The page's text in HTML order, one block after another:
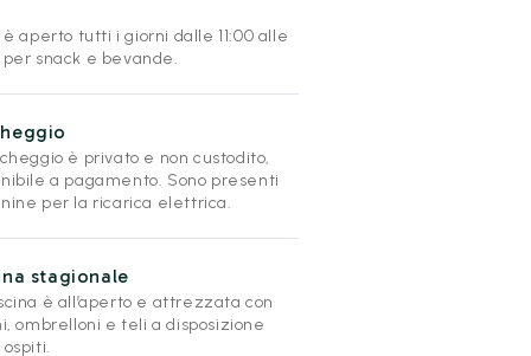
è aperto tutti i giorni dalle 11:00 alle
per snack e bevande.
è privato e non custodito,
a pagamento. Sono presenti
per la ricarica elettrica.
stagionale
è all’aperto e attrezzata con
ombrelloni e teli a disposizione